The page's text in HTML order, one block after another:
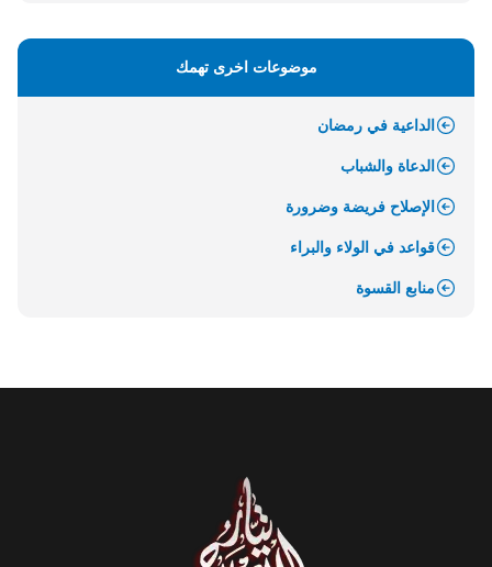
موضوعات اخرى تهمك
الداعية في رمضان
الدعاة والشباب
الإصلاح فريضة وضرورة
قواعد في الولاء والبراء
منابع القسوة